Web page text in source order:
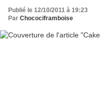
Publié le 12/10/2011 à 19:23
Par Chocociframboise